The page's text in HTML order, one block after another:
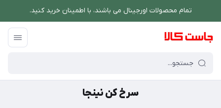
تمام محصولات اورجینال می باشند، با اطمینان خرید کنید.
فروشگاه اینترنتی جاست کالا
سرخ کن نینجا